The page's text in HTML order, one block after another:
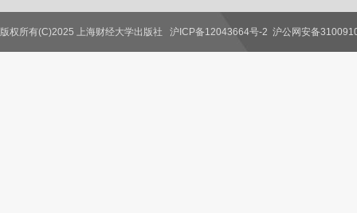
联系我们
版权所有(C)2025 上海财经大学出版社 沪ICP备12043664号-2 沪公网安备